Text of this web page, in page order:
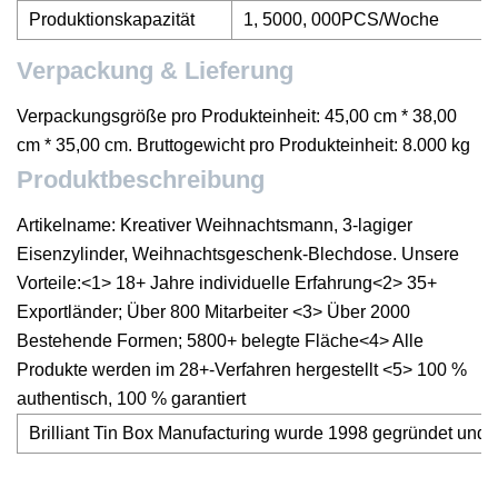
Produktionskapazität 1, 5000, 000PCS/Woche
Verpackung & Lieferung
Verpackungsgröße pro Produkteinheit: 45,00 cm * 38,00
cm * 35,00 cm. Bruttogewicht pro Produkteinheit: 8.000 kg
Produktbeschreibung
Artikelname: Kreativer Weihnachtsmann, 3-lagiger
Eisenzylinder, Weihnachtsgeschenk-Blechdose. Unsere
Vorteile:<1> 18+ Jahre individuelle Erfahrung<2> 35+
Exportländer; Über 800 Mitarbeiter <3> Über 2000
Bestehende Formen; 5800+ belegte Fläche<4> Alle
Produkte werden im 28+-Verfahren hergestellt <5> 100 %
authentisch, 100 % garantiert
Brilliant Tin Box Manufacturing wurde 1998 gegründet